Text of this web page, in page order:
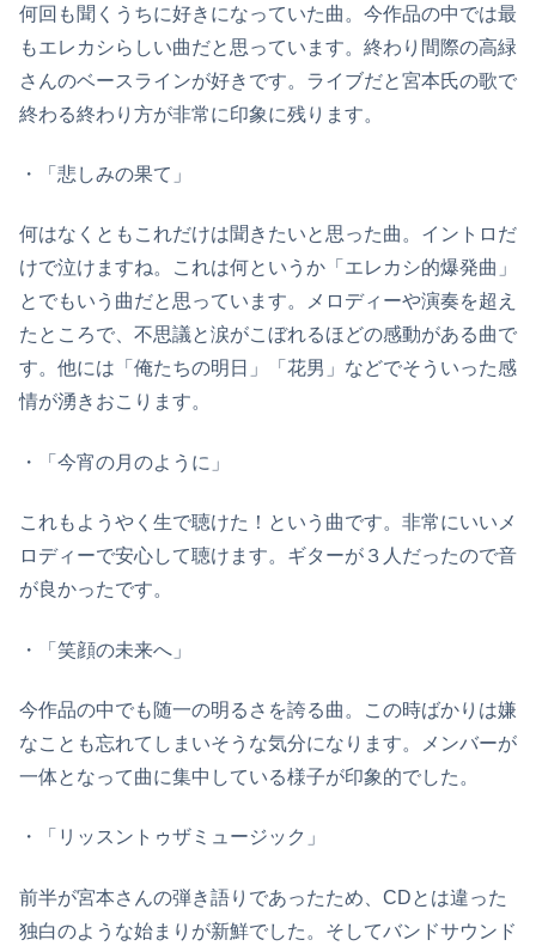
何回も聞くうちに好きになっていた曲。今作品の中では最
もエレカシらしい曲だと思っています。終わり間際の高緑
さんのベースラインが好きです。ライブだと宮本氏の歌で
終わる終わり方が非常に印象に残ります。
・「悲しみの果て」
何はなくともこれだけは聞きたいと思った曲。イントロだ
けで泣けますね。これは何というか「エレカシ的爆発曲」
とでもいう曲だと思っています。メロディーや演奏を超え
たところで、不思議と涙がこぼれるほどの感動がある曲で
す。他には「俺たちの明日」「花男」などでそういった感
情が湧きおこります。
・「今宵の月のように」
これもようやく生で聴けた！という曲です。非常にいいメ
ロディーで安心して聴けます。ギターが３人だったので音
が良かったです。
・「笑顔の未来へ」
今作品の中でも随一の明るさを誇る曲。この時ばかりは嫌
なことも忘れてしまいそうな気分になります。メンバーが
一体となって曲に集中している様子が印象的でした。
・「リッスントゥザミュージック」
前半が宮本さんの弾き語りであったため、CDとは違った
独白のような始まりが新鮮でした。そしてバンドサウンド